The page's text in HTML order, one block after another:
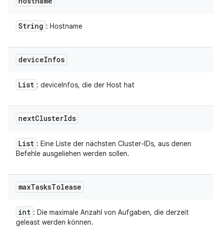
String : Hostname
deviceInfos
List : deviceInfos, die der Host hat
nextClusterIds
List : Eine Liste der nächsten Cluster-IDs, aus denen
Befehle ausgeliehen werden sollen.
maxTasksTolease
int : Die maximale Anzahl von Aufgaben, die derzeit
geleast werden können.